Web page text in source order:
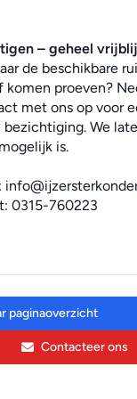
– geheel
de beschikbare
komen proeven?
met ons op voor
We
is.
0315-760223
paginaoverzicht
Contacteer ons